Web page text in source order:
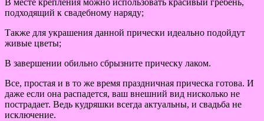
подходящий к свадебному наряду;
Также для украшения данной прически идеально подойдут
живые цветы;
В завершении обильно сбрызните прическу лаком.
Все, простая и в то же время праздничная прическа готова. И
даже если она распадется, ваш внешний вид нисколько не
пострадает. Ведь кудряшки всегда актуальны, и свадьба не
исключение.